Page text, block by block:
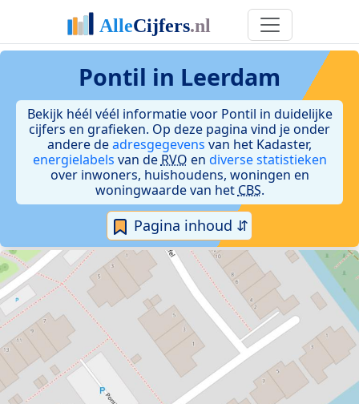
Pontil in Leerdam
Bekijk héél véél informatie voor Pontil in duidelijke
cijfers en grafieken. Op deze pagina vind je onder
andere deadresgegevens van het Kadaster,
energielabels van de RVO en diverse statistieken
over inwoners, huishoudens, woningen en
woningwaarde van het CBS.
Pagina inhoud ⇵